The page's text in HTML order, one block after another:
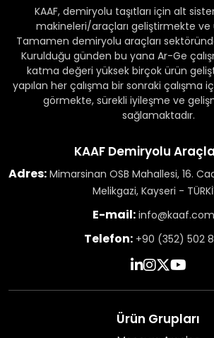
KAAF, demiryolu taşıtları için alt
makineleri/araçları geliştirmekte
Tamamen demiryolu araçları
Kurulduğu günden bu yana Ar-Ge
katma değeri yüksek birçok ürün
yapılan her çalışma bir sonraki çalışma
görmekte, sürekli iyileşme ve
sağlamaktadır.
KAAF Demiryolu
Adres: Mimarsinan OSB Mahallesi, 16.
Melikgazi, Kayseri -
E-mail:
Telefon: +90 (352) 502
Ürün Grupları